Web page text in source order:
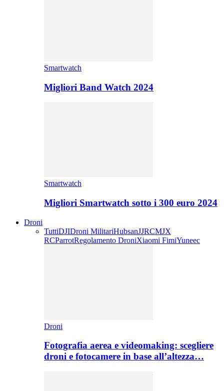
Smartwatch
Migliori Band Watch 2024
Smartwatch
Migliori Smartwatch sotto i 300 euro 2024
Droni
TuttiDJIDroni MilitariHubsanJJRCMJX
RCParrotRegolamento DroniXiaomi FimiYuneec
Droni
Fotografia aerea e videomaking: scegliere
droni e fotocamere in base all’altezza…